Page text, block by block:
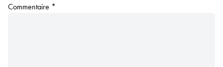
Commentaire *